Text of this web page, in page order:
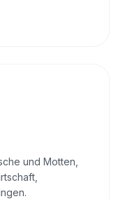
und Motten,